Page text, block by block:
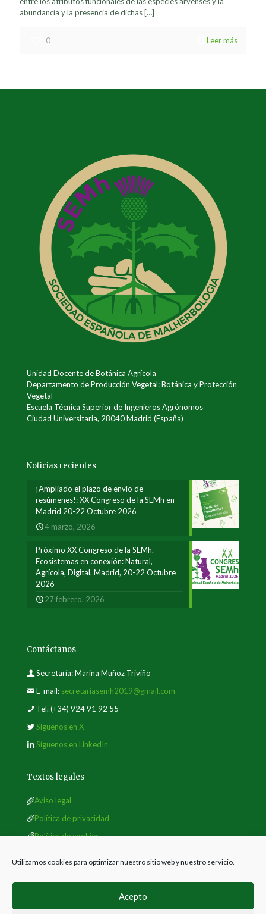
Utilizamos cookies para optimizar nuestro sitio web y nuestro servicio.
Acepto
abundancia y la presencia de dichas […]
0 Leer más
Unidad Docente de Botánica Agrícola
Departamento de Producción Vegetal: Botánica y Protección
Vegetal
Escuela Técnica Superior de Ingenieros Agrónomos
Ciudad Universitaria, 28040 Madrid (España)
Noticias recientes
¡Ampliado el plazo de envío de
resúmenes!: XX Congreso de la SEMh en
Madrid 20-22 Octubre 2026
4 marzo, 2026
Próximo XX Congreso de la SEMh.
Ecosistemas en conexión: Natural,
Agrícola, Digital. Madrid, 20-22 Octubre
2026
27 febrero, 2026
Contáctanos
Secretaría: Marina Muñoz Triviño
E-mail: secretariasemh2019@gmail.com
Tel. (+34) 924 91 92 55
Síguenos en X
Síguenos en LinkedIn
Textos legales
Aviso legal
Política de privacidad
Política de cookies